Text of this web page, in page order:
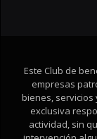
Este Club de
empresas
bienes, servicios
exclusiva
actividad, sin